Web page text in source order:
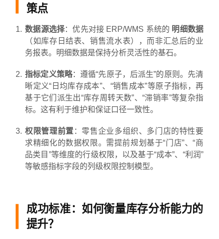
策点
数据源选择：优先对接 ERP/WMS 系统的 明细数据
（如库存日结表、销售流水表），而非汇总后的业
务报表。明细数据是保持分析灵活性的基石。
指标定义策略：遵循“先原子，后派生”的原则。先清
晰定义“日均库存成本”、“销售成本”等原子指标，再
基于它们派生出“库存周转天数”、“滞销率”等复杂指
标。这有利于维护和保证口径一致性。
权限管理前置 ：零售企业多组织、多门店的特性要
求精细化的数据权限。需提前规划基于“门店”、“商
品类目”等维度的行级权限，以及基于“成本”、“利润”
等敏感指标字段的列级权限控制模型。
成功标准：如何衡量库存分析能力的
提升？